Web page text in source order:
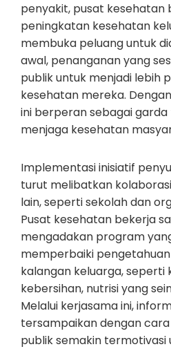
penyakit, pusat kesehatan
peningkatan kesehatan
membuka peluang untuk
awal, penanganan yang
publik untuk menjadi lebih
kesehatan mereka.
ini berperan sebagai
menjaga kesehatan
Implementasi inisiatif
turut melibatkan
lain, seperti sekolah dan
Pusat kesehatan bekerja
mengadakan program
memperbaiki
kalangan keluarga, seperti
kebersihan, nutrisi yang
Melalui kerjasama ini,
tersampaikan dengan
publik semakin termotivasi